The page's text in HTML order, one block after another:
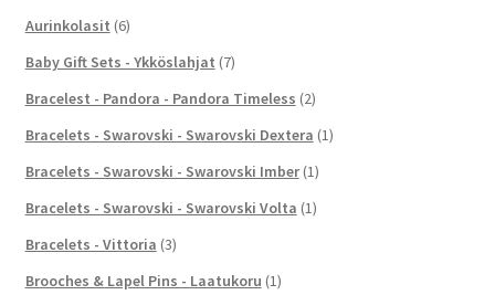
Aurinkolasit (6)
Baby Gift Sets - Ykköslahjat (7)
Bracelest - Pandora - Pandora Timeless (2)
Bracelets - Swarovski - Swarovski Dextera (1)
Bracelets - Swarovski - Swarovski Imber (1)
Bracelets - Swarovski - Swarovski Volta (1)
Bracelets - Vittoria (3)
Brooches & Lapel Pins - Laatukoru (1)